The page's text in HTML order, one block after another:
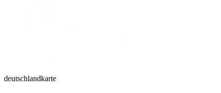
deutschlandkarte